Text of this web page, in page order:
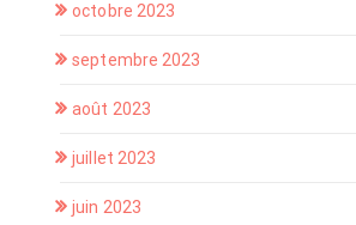
octobre 2023
septembre 2023
août 2023
juillet 2023
juin 2023